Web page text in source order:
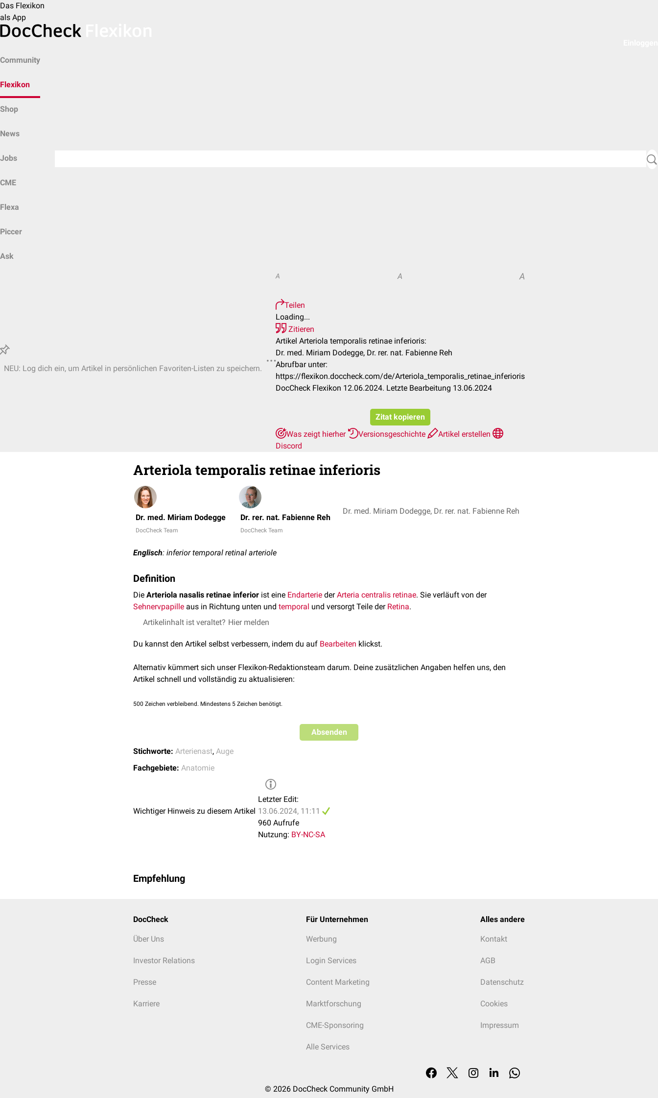
Das Flexikon
als App
Community
Flexikon
Shop
News
Jobs
CME
Flexa
Piccer
Ask
NEU: Log dich ein, um Artikel in persönlichen Favoriten-Listen zu speichern.
A A A
Teilen
Loading...
Zitieren
Artikel Arteriola temporalis retinae inferioris:
Dr. med. Miriam Dodegge, Dr. rer. nat. Fabienne Reh
Abrufbar unter:
https://flexikon.doccheck.com/de/Arteriola_temporalis_retinae_inferioris
DocCheck Flexikon 12.06.2024. Letzte Bearbeitung 13.06.2024
Zitat kopieren
Was zeigt hierher
Versionsgeschichte
Artikel erstellen
Discord
Arteriola temporalis retinae inferioris
Dr. med. Miriam Dodegge
DocCheck Team
Dr. rer. nat. Fabienne Reh
DocCheck Team
Dr. med. Miriam Dodegge, Dr. rer. nat. Fabienne Reh
Englisch: inferior temporal retinal arteriole
Definition
Die Arteriola nasalis retinae inferior ist eine Endarterie derArteria centralis retinae. Sie verläuft von der
Sehnervpapille aus in Richtung unten und temporal und versorgt Teile der Retina.
Artikelinhalt ist veraltet? Hier melden
Du kannst den Artikel selbst verbessern, indem du auf Bearbeiten klickst.
Alternativ kümmert sich unser Flexikon-Redaktionsteam darum. Deine zusätzlichen Angaben helfen uns, den
Artikel schnell und vollständig zu aktualisieren:
500 Zeichen verbleibend. Mindestens 5 Zeichen benötigt.
Absenden
Stichworte: Arterienast, Auge
Fachgebiete: Anatomie
Wichtiger Hinweis zu diesem Artikel
Letzter Edit:
13.06.2024, 11:11
960 Aufrufe
Nutzung: BY-NC-SA
Empfehlung
DocCheck
Über Uns
Investor Relations
Presse
Karriere
Für Unternehmen
Werbung
Login Services
Content Marketing
Marktforschung
CME-Sponsoring
Alle Services
Alles andere
Kontakt
AGB
Datenschutz
Cookies
Impressum
© 2026 DocCheck Community GmbH